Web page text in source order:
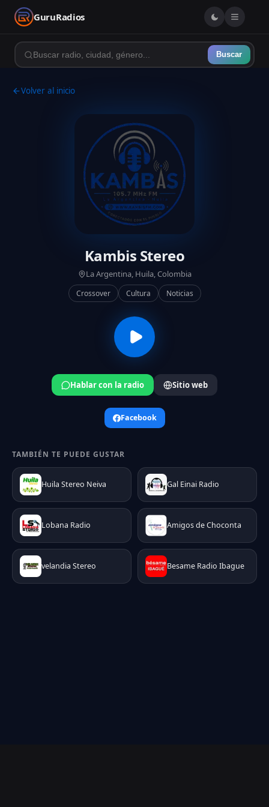
GuruRadios
Buscar
Volver al inicio
Kambis Stereo
La Argentina, Huila, Colombia
Crossover Cultura Noticias
Hablar con la radio Sitio web
Facebook
TAMBIÉN TE PUEDE GUSTAR
Huila Stereo Neiva Gal Einai Radio
Lobana Radio Amigos de Choconta
velandia Stereo Besame Radio Ibague